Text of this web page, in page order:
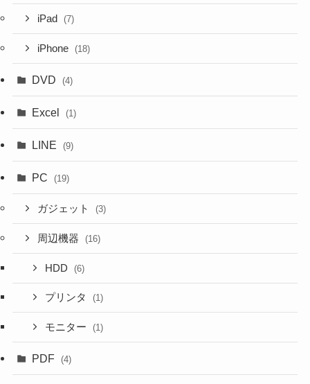
iPad (7)
iPhone (18)
DVD (4)
Excel (1)
LINE (9)
PC (19)
ガジェット (3)
周辺機器 (16)
HDD (6)
プリンタ (1)
モニター (1)
PDF (4)